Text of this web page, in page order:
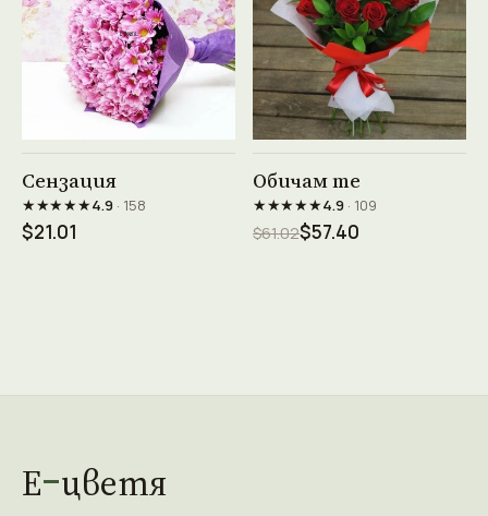
Сензация
★★★★★4.9· 158
$21.01
Обичам те
★★★★★4.9· 109
$61.02$57.40
Е цветя